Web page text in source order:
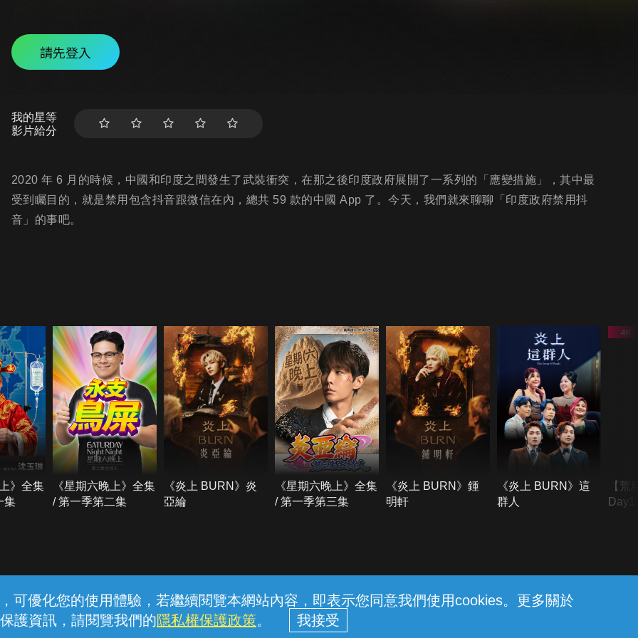
可優化您的使用體驗，若繼續閱覽本網站內容，即表示您同意我們使用cookies。更多關於
護資訊，請閱覽我們的隱私權保護政策。
請先登入
我的星等
影片給分
2020 年 6 月的時候，中國和印度之間發生了武裝衝突，在那之後印度政府展開了一系列的「應變措施」，其中最
受到矚目的，就是禁用包含抖音跟微信在內，總共 59 款的中國 App 了。今天，我們就來聊聊「印度政府禁用抖
音」的事吧。
》全集
集
《星期六晚上》全集
/ 第一季第二集
《炎上 BURN》炎
亞綸
《星期六晚上》全集
/ 第一季第三集
《炎上 BURN》鍾
明軒
《炎上 BURN》這
群人
【荒
線上客服 服務條款 隱私權保護
中華電信股份有限公司個人家庭分公司 (統一編號：96979949) © 2026